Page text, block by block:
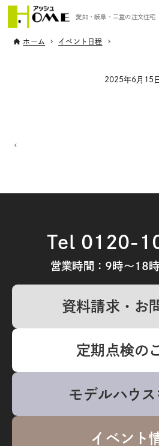
愛知・岐阜・三重の注文住宅
ホーム イベント日程
2025年6月15日
Tel 0120-
営業時間：9時～18
資料請求・お
定期点検の
モデルハウス
イベント